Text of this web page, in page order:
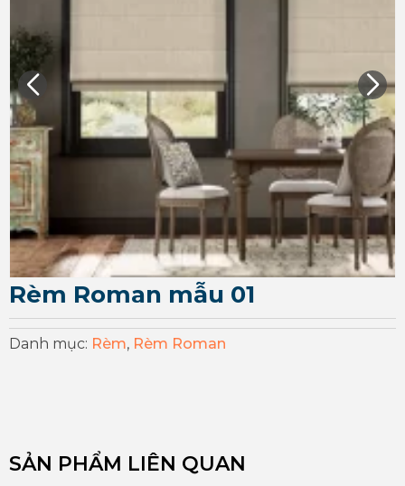
Rèm Roman mẫu 01
Danh mục: Rèm, Rèm Roman
SẢN PHẨM LIÊN QUAN